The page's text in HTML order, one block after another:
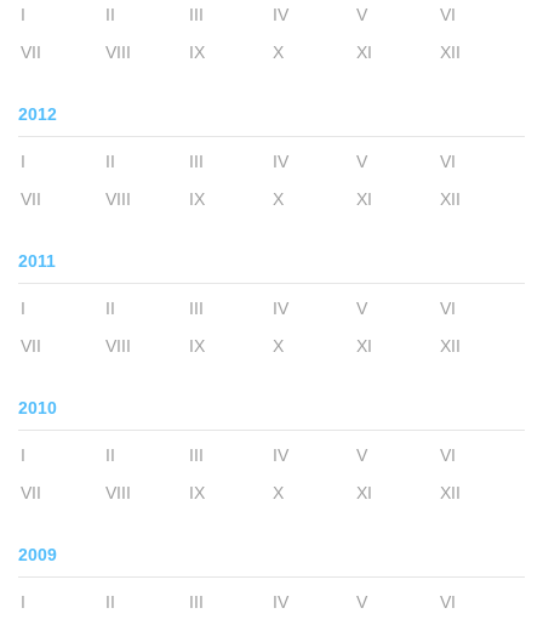
I II III IV V
VI
VII
VIII IX X XI XII
2012
I II III IV V
VI
VII
VIII IX X XI XII
2011
I II III IV V
VI
VII
VIII IX X XI XII
2010
I II III IV V
VI
VII
VIII IX X XI XII
2009
I II III IV V
VI